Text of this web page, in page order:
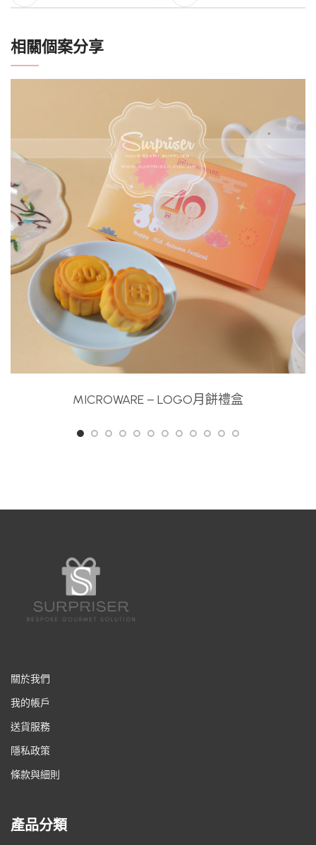
相關個案分享
MICROWARE – LOGO月餅禮盒
關於我們
我的帳戶
送貨服務
隱私政策
條款與細則
產品分類